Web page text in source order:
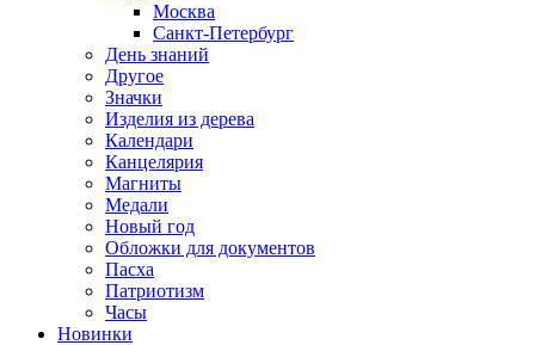
Москва
Санкт-Петербург
День знаний
Другое
Значки
Изделия из дерева
Календари
Канцелярия
Магниты
Медали
Новый год
Обложки для документов
Пасха
Патриотизм
Часы
Новинки